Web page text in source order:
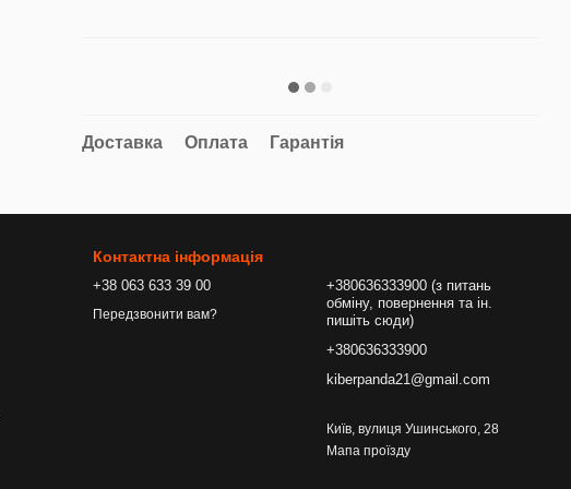
Доставка Оплата Гарантія
Контактна інформація
+38 063 633 39 00
Передзвонити вам?
+380636333900 (з питань
обміну, повернення та ін.
пишіть сюди)
+380636333900
kiberpanda21@gmail.com
Київ, вулиця Ушинського, 28
Мапа проїзду